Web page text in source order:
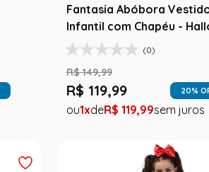
Fantasia Abóbora
Infantil com Chapéu -
(0)
R$ 149,99
R$ 119,99 20%
1 R$ 119,99